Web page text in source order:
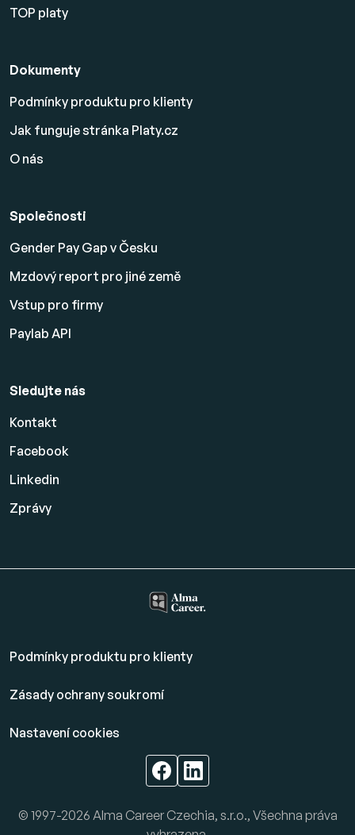
TOP platy
Dokumenty
Podmínky produktu pro klienty
Jak funguje stránka Platy.cz
O nás
Společnosti
Gender Pay Gap v Česku
Mzdový report pro jiné země
Vstup pro firmy
Paylab API
Sledujte nás
Kontakt
Facebook
Linkedin
Zprávy
Podmínky produktu pro klienty
Zásady ochrany soukromí
Nastavení cookies
© 1997-2026 Alma Career Czechia, s.r.o., Všechna práva